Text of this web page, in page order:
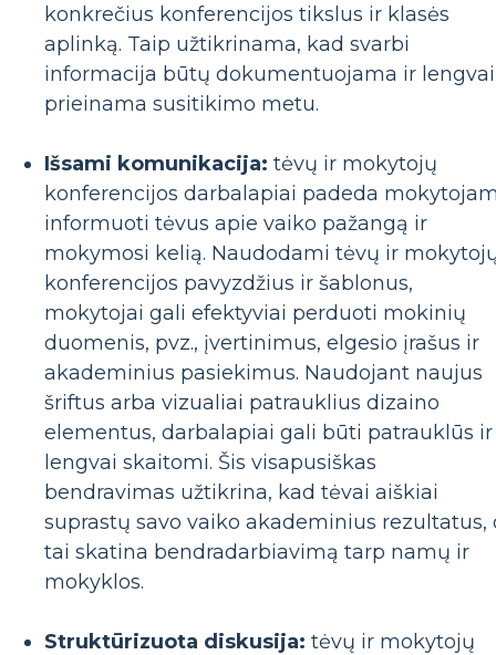
konkrečius konferencijos tikslus ir klasės
aplinką. Taip užtikrinama, kad svarbi
informacija būtų dokumentuojama ir lengvai
prieinama susitikimo metu.
Išsami komunikacija: tėvų ir mokytojų
konferencijos darbalapiai padeda
informuoti tėvus apie vaiko pažangą ir
mokymosi kelią. Naudodami tėvų ir
konferencijos pavyzdžius ir šablonus,
mokytojai gali efektyviai perduoti mokinių
duomenis, pvz., įvertinimus, elgesio įrašus ir
akademinius pasiekimus. Naudojant naujus
šriftus arba vizualiai patrauklius dizaino
elementus, darbalapiai gali būti patrauklūs ir
lengvai skaitomi. Šis visapusiškas
bendravimas užtikrina, kad tėvai aiškiai
suprastų savo vaiko akademinius rezultatus,
tai skatina bendradarbiavimą tarp namų ir
mokyklos.
Struktūrizuota diskusija: tėvų ir mokytojų